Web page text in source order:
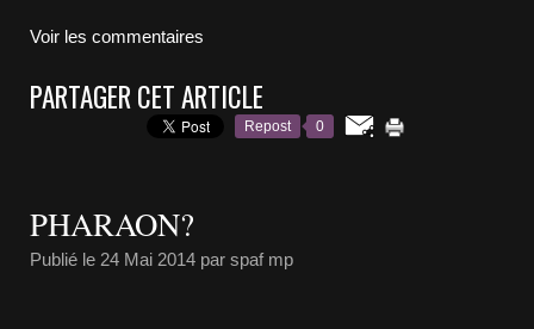
Voir les commentaires
PARTAGER CET ARTICLE
Repost 0
PHARAON?
Publié le 24 Mai 2014 par spaf mp